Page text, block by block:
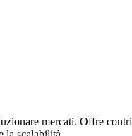
mercati. Offre